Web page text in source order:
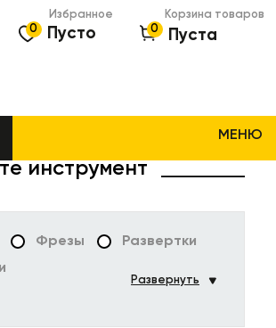
Избранное
0
Пусто
Корзина товаров
0
Пуста
МЕНЮ
инструмент
Фрезы
Развертки